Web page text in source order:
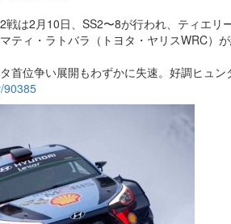
戦は2月10日、SS2〜8が行われ、ティエ
ティ・ラトバラ（トヨタ・ヤリスWRC）が
首位争い展開もわずかに失速。好調ヒュン
90385